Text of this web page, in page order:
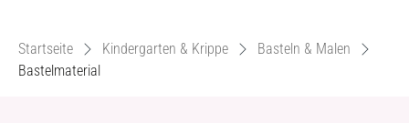
Startseite Kindergarten & Krippe
Basteln & Malen
Bastelmaterial